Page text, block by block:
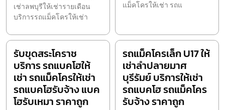
เช่าลพบุรีให้เช่ารายเดือน
บริการรถแม็คโครให้เช่า
แม็คโครให้เช่า รถแ
รับขุดสระโคราช
บริการ รถแบคโฮให้
เช่า รถแม็คโครให้เช่า
รถแบคโฮรับจ้าง แบค
โฮรับเหมา ราคาถูก
รถแม็คโครเล็ก U17 ให้
เช่าลำปลายมาศ
บุรีรัมย์ บริการให้เช่า
รถแบคโฮ รถแม็คโคร
รับจ้าง ราคาถูก